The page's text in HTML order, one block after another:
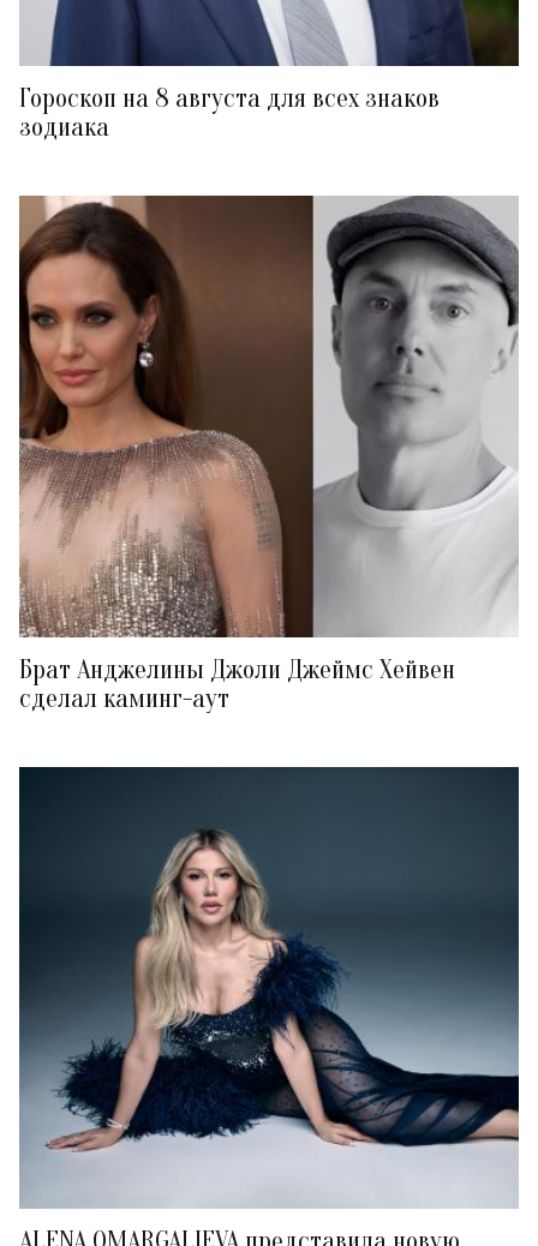
Гороскоп на 8 августа для всех знаков
зодиака
Брат Анджелины Джоли Джеймс Хейвен
сделал каминг-аут